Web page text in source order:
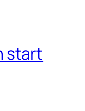
start